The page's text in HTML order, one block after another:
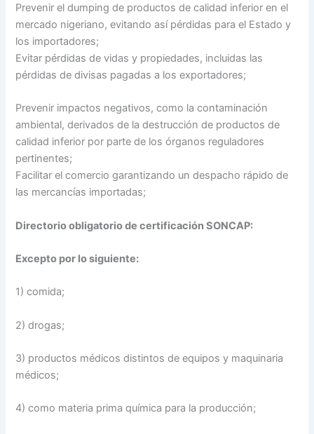
Prevenir el dumping de productos de calidad inferior en el
mercado nigeriano, evitando así pérdidas para el Estado y
los importadores;
Evitar pérdidas de vidas y propiedades, incluidas las
pérdidas de divisas pagadas a los exportadores;
Prevenir impactos negativos, como la contaminación
ambiental, derivados de la destrucción de productos de
calidad inferior por parte de los órganos reguladores
pertinentes;
Facilitar el comercio garantizando un despacho rápido de
las mercancías importadas;
Directorio obligatorio de certificación SONCAP:
Excepto por lo siguiente:
1) comida;
2) drogas;
3) productos médicos distintos de equipos y maquinaria
médicos;
4) como materia prima química para la producción;